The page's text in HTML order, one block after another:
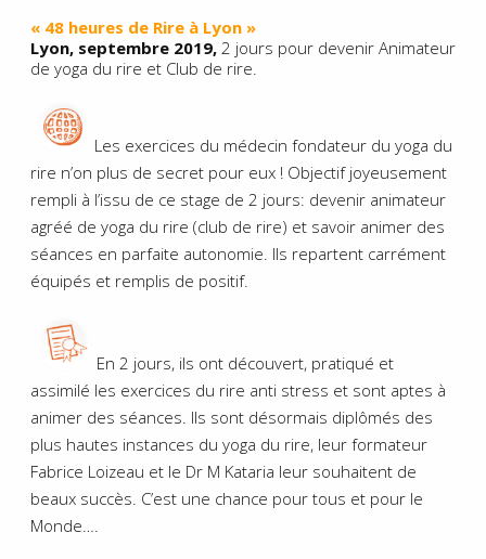
« 48 heures de Rire à Lyon »
Lyon, septembre 2019,2 jours pour devenir Animateur
de yoga du rire et Club de rire.
Les exercices du médecin fondateur du yoga du
rire n’on plus de secret pour eux ! Objectif joyeusement
rempli à l’issu de ce stage de 2 jours: devenir animateur
agréé de yoga du rire (club de rire) et savoir animer des
séances en parfaite autonomie. Ils repartent carrément
équipés et remplis de positif.
En 2 jours, ils ont découvert, pratiqué et
assimilé les exercices du rire anti stress et sont aptes à
animer des séances. Ils sont désormais diplômés des
plus hautes instances du yoga du rire, leur formateur
Fabrice Loizeau et le Dr M Kataria leur souhaitent de
beaux succès. C’est une chance pour tous et pour le
Monde….